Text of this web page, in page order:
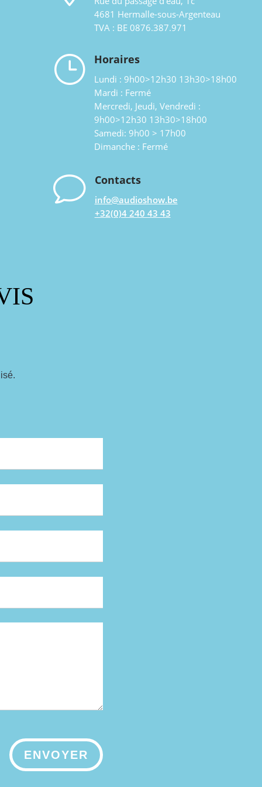
4681 Hermalle-sous-Argenteau
TVA : BE 0876.387.971
} Horaires
Lundi : 9h00>12h30 13h30>18h00
Mardi : Fermé
Mercredi, Jeudi, Vendredi :
9h00>12h30 13h30>18h00
Samedi: 9h00 > 17h00
Dimanche : Fermé
v Contacts
info@audioshow.be
+32(0)4 240 43 43
ENVOYER